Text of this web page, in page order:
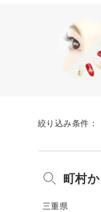
絞り込み条件：
町村
三重県